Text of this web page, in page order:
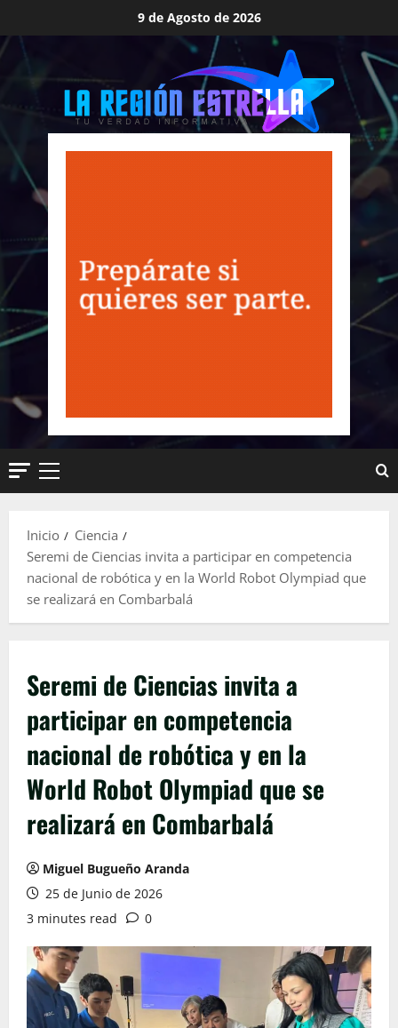
al
contenido
9 de Agosto de 2026
Menú
Inicio
Ciencia
Seremi de Ciencias invita a participar en competencia
nacional de robótica y en la World Robot Olympiad que
se realizará en Combarbalá
Seremi de Ciencias invita a
participar en competencia
nacional de robótica y en la
World Robot Olympiad que se
realizará en Combarbalá
Miguel Bugueño Aranda
25 de Junio de 2026
3 minutes read
0